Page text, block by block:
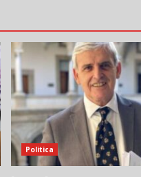
Politica